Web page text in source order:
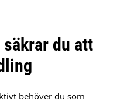
du att
behöver du som